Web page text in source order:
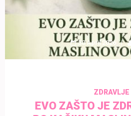
30 April 2026
ZDRAVLJE
EVO ZAŠTO JE